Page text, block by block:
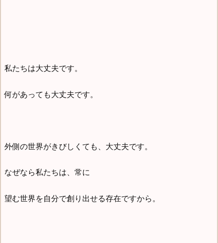
私たちは大丈夫です。
何があっても大丈夫です。
外側の世界がきびしくても、大丈夫です。
なぜなら私たちは、常に
望む世界を自分で創り出せる存在ですから。